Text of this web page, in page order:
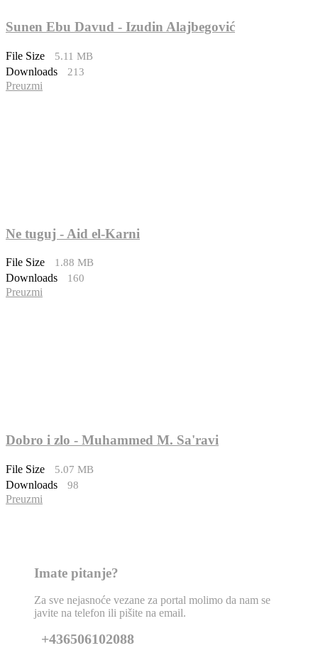
Sunen Ebu Davud - Izudin Alajbegović
File Size 5.11 MB
Downloads 213
Preuzmi
Ne tuguj - Aid el-Karni
File Size 1.88 MB
Downloads 160
Preuzmi
Dobro i zlo - Muhammed M. Sa'ravi
File Size 5.07 MB
Downloads 98
Preuzmi
Imate pitanje?
Za sve nejasnoće vezane za portal molimo da nam se
javite na telefon ili pišite na email.
+436506102088